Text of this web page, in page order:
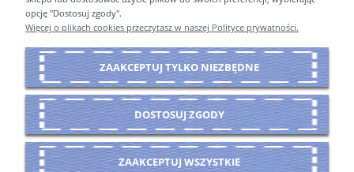
INFORMACJE
O NAS
POKAŻ PEŁNĄ WERSJĘ STRONY
Sklep internetowy Shoper Premium
opcję "Dostosuj zgody".
Więcej o plikach cookies przeczytasz w naszej Polityce prywatności.
ZAAKCEPTUJ TYLKO NIEZBĘDNE
DOSTOSUJ ZGODY
ZAAKCEPTUJ WSZYSTKIE